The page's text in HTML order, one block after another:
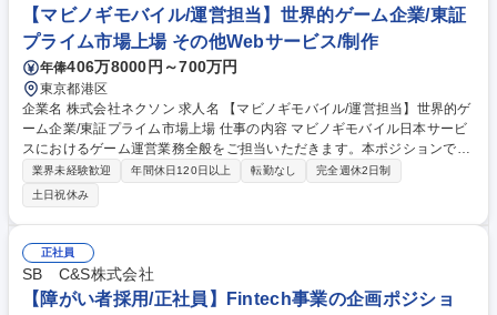
た危機管理マニュアルの整備,運用 ・平時のリスク情報収集およびモニタ
リング、定期的なシナリオ訓練の実施 ・社内向け広報(従業員向けの情報
発信・教育)によるリスク意識向上、等 募集職種 【港区/広報】年休120日/
福利厚生・各種手当充実/駅近徒歩3分/裁量権◎
【マビノギモバイル/運営担当】世界的ゲーム企業/東証
プライム市場上場 その他Webサービス/制作
年俸406万8000円～700万円
東京都港区
企業名 株式会社ネクソン 求人名 【マビノギモバイル/運営担当】世界的ゲ
ーム企業/東証プライム市場上場 仕事の内容 マビノギモバイル日本サービ
スにおけるゲーム運営業務全般をご担当いただきます。本ポジションで
は、ユーザーに安定したサービスを提供するための運営施策の企画・実
行、告知作成、ユーザー対応、コミュニティ運営 など、Liveサービス運営
に関わる幅広い業務をご担当いただきます。 また、ゲーム内イベントと連
動したSNS施策やユーザーコミュニケーションの企画・運営を通じて、ユ
ーザーとの継続的な関係構築およびサービス品質向上を推進していただき
ます。 募集職種 【マビノギモバイル/運営担当】世界的ゲーム企業/東証プ
ライム市場上場
業界未経験歓迎 年間休日120日以上 転勤なし
完全週休2日制
土日祝休み
正社員
SB C&S株式会社
【障がい者採用/正社員】Fintech事業の企画ポジショ